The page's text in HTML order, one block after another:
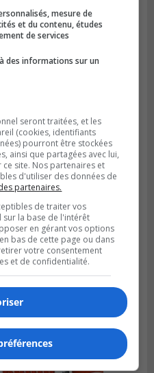
de glace
La Prairie retrouve
mesure de
et du contenu, études
de services
des informations sur un
seront traitées, et les
(cookies, identifiants
pourront être stockées
ainsi que partagées avec lui,
site. Nos partenaires et
d'utiliser des données de
partenaires.
de traiter vos
sur la base de l'intérêt
en gérant vos options
bas de cette page ou dans
votre consentement
et de confidentialité.